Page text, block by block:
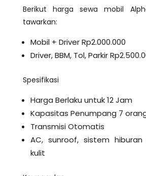
Berikut harga sewa mobil
tawarkan:
Mobil + Driver Rp2.000.000
Driver, BBM, Tol, Parkir
Spesifikasi
Harga Berlaku untuk 12 Jam
Kapasitas Penumpang 7
Transmisi Otomatis
AC, sunroof, sistem hiburan
kulit